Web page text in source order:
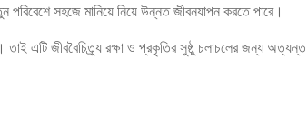
সহজে মানিয়ে নিয়ে উন্নত জীবনযাপন করতে পারে।
এটি জীববৈচিত্র্য রক্ষা ও প্রকৃতির সুষ্ঠু চলাচলের জন্য অত্যন্ত